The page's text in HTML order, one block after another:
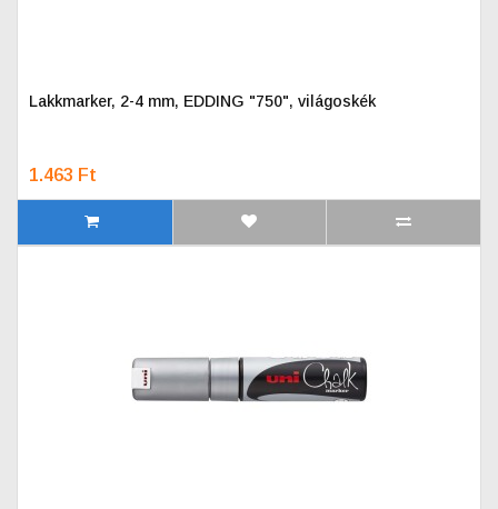
Lakkmarker, 2-4 mm, EDDING "750", világoskék
1.463 Ft